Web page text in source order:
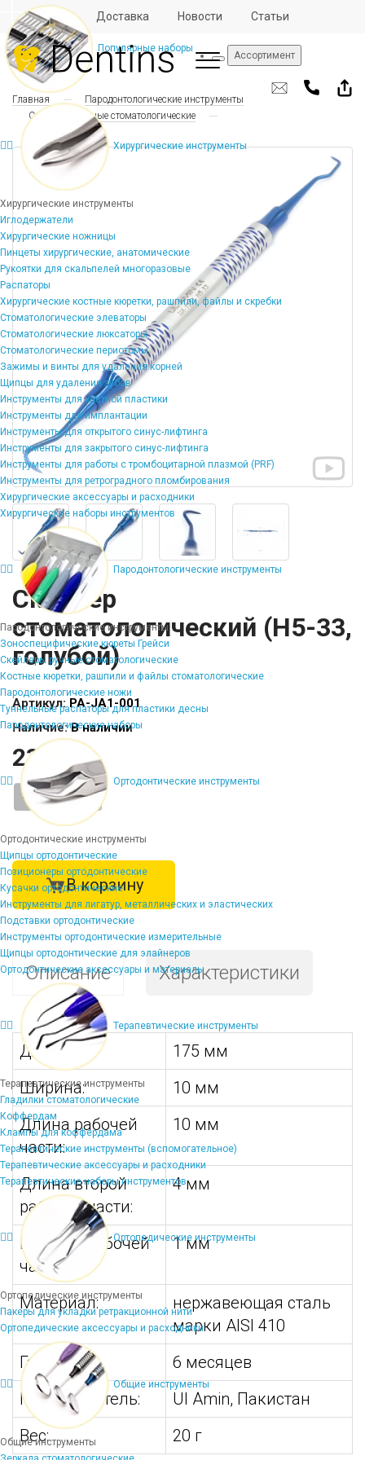
Отзывы Доставка Новости Статьи
Ассортимент
Популярные наборы
Хирургические инструменты
Хирургические инструменты
Иглодержатели
Хирургические ножницы
Пинцеты хирургические, анатомические
Рукоятки для скальпелей многоразовые
Распаторы
Хирургические костные кюретки, рашпили, файлы и скребки
Стоматологические элеваторы
Стоматологические люксаторы
Стоматологические периотомы
Зажимы и винты для удаления корней
Щипцы для удаления зубов
Инструменты для костной пластики
Инструменты для имплантации
Инструменты для открытого синус-лифтинга
Инструменты для закрытого синус-лифтинга
Инструменты для работы с тромбоцитарной плазмой (PRF)
Инструменты для ретроградного пломбирования
Хирургические аксессуары и расходники
Хирургические наборы инструментов
Пародонтологические инструменты
Пародонтологические инструменты
Зоноспецифические кюреты Грейси
Скейлеры ручные стоматологические
Костные кюретки, рашпили и файлы стоматологические
Пародонтологические ножи
Туннельные распаторы для пластики десны
Пародонтологические наборы
Ортодонтические инструменты
Ортодонтические инструменты
Щипцы ортодонтические
Позиционеры ортодонтические
Кусачки ортодонтические
Инструменты для лигатур, металлических и эластических
Подставки ортодонтические
Инструменты ортодонтические измерительные
Щипцы ортодонтические для элайнеров
Ортодонтические аксессуары и материалы
Терапевтические инструменты
Терапевтические инструменты
Гладилки стоматологические
Коффердам
Клампы для коффердама
Терапевтические инструменты (вспомогательное)
Терапевтические аксессуары и расходники
Терапевтические наборы инструментов
Ортопедические инструменты
Ортопедические инструменты
Пакеры для укладки ретракционной нити
Ортопедические аксессуары и расходники
Общие инструменты
Общие инструменты
Главная
Пародонтологические инструменты
Скейлеры ручные стоматологические
Скейлер
стоматологический (Н5-33,
голубой)
Артикул:PA-JA1-001
Наличие:В наличии
2381 ₽
- +
В корзину
Описание Характеристики
Длина:
175 мм
Ширина:
10 мм
Длина рабочей
части:
10 мм
Длина второй
рабочей части:
4 мм
Ширина рабочей
части:
1 мм
Материал:
нержавеющая сталь
марки AISI 410
Гарантия:
6 месяцев
Производитель:
Ul Amin, Пакистан
Вес:
20 г